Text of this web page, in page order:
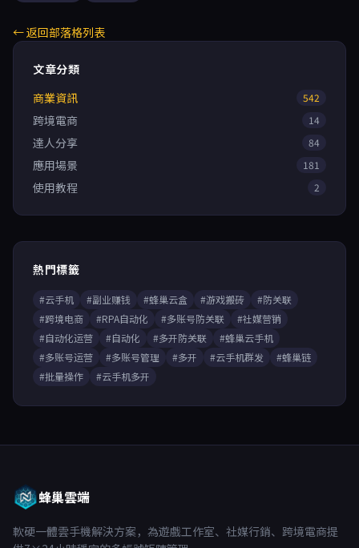
← 返回部落格列表
文章分類
商業資訊
542
跨境電商 14
達人分享 84
應用場景 181
使用教程 2
熱門標籤
#云手机 #副业赚钱 #蜂巢云盒 #游戏搬砖
#防关联
#跨境电商
#RPA自动化 #多账号防关联
#社媒营销
#自动化运营
#自动化 #多开防关联
#蜂巢云手机
#多账号运营
#多账号管理 #多开 #云手机群发
#蜂巢链
#批量操作
#云手机多开
蜂巢雲端
軟硬一體雲手機解決方案，為遊戲工作室、社媒行銷、跨境電商提